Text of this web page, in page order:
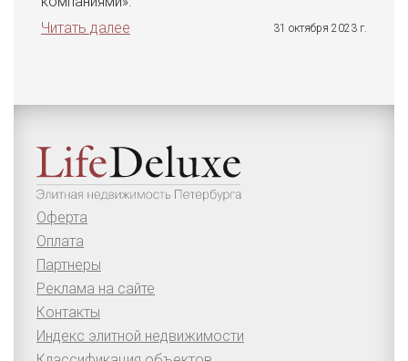
Читать далее
31 октября 2023 г.
Оферта
Оплата
Партнеры
Реклама на сайте
Контакты
Индекс элитной недвижимости